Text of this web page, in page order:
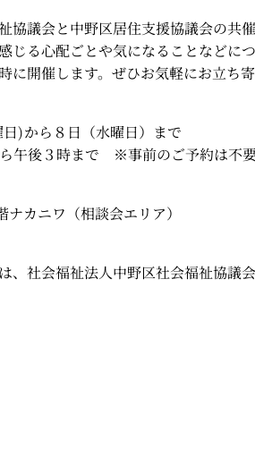
協議会と中野区居住支援協議会の共
じる心配ごとや気になることなどに
に開催します。ぜひお気軽にお立ち寄
日)から８日（水曜日）まで
午後３時まで ※事前のご予約は不
ナカニワ（相談会エリア）
、社会福祉法人中野区社会福祉協